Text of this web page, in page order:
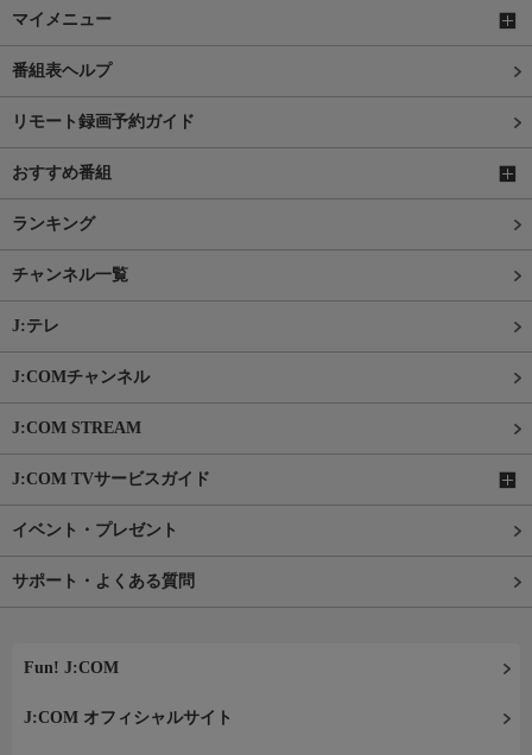
マイメニュー
番組表ヘルプ
リモート録画予約ガイド
おすすめ番組
ランキング
チャンネル一覧
J:テレ
J:COMチャンネル
J:COM STREAM
J:COM TVサービスガイド
イベント・プレゼント
サポート・よくある質問
Fun! J:COM
J:COM オフィシャルサイト